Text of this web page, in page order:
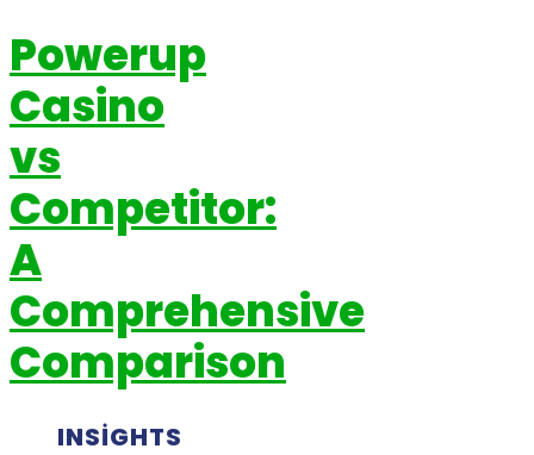
Powerup
Casino
vs
Competitor:
A
Comprehensive
Comparison
INSIGHTS